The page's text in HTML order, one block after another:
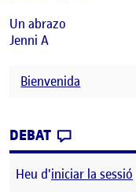
Un abrazo
Jenni A
Bienvenida
DEBAT
Heu d'iniciar la sessió